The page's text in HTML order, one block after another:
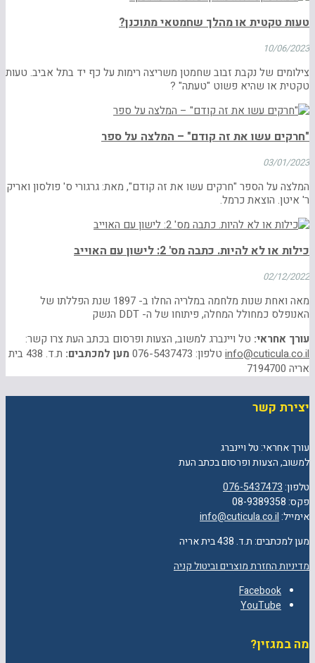
טעות טקטית או מהלך שחמטאי מתוכנן?
10/06/2023
צילומים של נקבת זבוב שחמטן משריצה רימות על כף יד בתל אביב. טעות
טקטית או שהיא פשוט "טעתה" ?
"חרקים עשו את זה קודם" – המלצה על ספר
03/01/2023
המלצה על הספר "חרקים עשו את זה קודם", מאת: גרגורי ס' פולסון ואריק
ר' איטן. הוצאת כרמל.
כילות או לא להיות. כתבה מס' 2: לישון עם האוייב
02/12/2022
מאה ואחת שנות מלחמה במלריה החלו ב- 1897 שנת הפללתו של
האנופלס כמחולל המחלה, פיתוחו של ה- DDT הנשק
עורך אחראי: טל ויינברג למשוב, הצעות ופרסום בכתב העת צרו קשר:
info@cuticula.co.il טלפון: 076-5437473 מען למכתבים:
ת.ד. 438 בית
אריה 7194700
יצירת קשר
עורך אחראי: טל ויינברג
למשוב, הצעות ופרסום בכתב העת
טלפון:076-5437473
פקס: 08-9389358
אימייל:info@cuticula.co.il
מען למכתבים: ת.ד. 438 בית אריה
מדיניות החזרת מוצרים וביטול קניה
Facebook
YouTube
מה במגזין?